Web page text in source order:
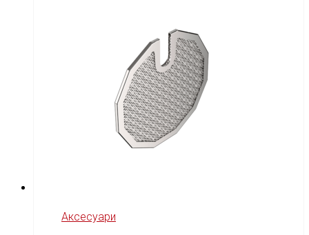
Аксесуари